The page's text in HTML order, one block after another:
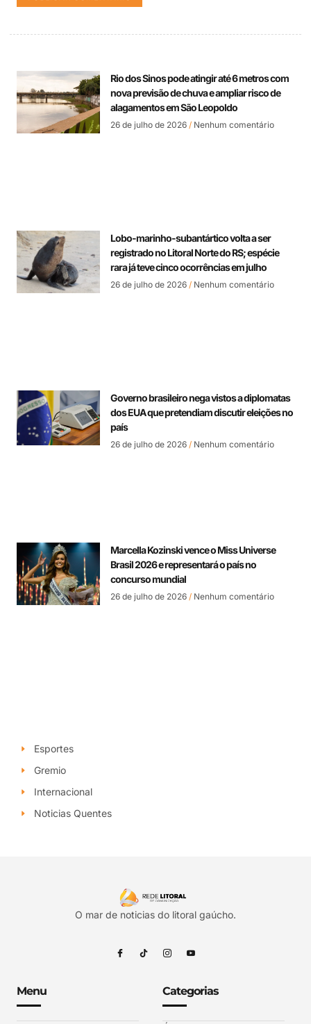
Rio dos Sinos pode atingir até 6 metros com
nova previsão de chuva e ampliar risco de
alagamentos em São Leopoldo
26 de julho de 2026 Nenhum comentário
Lobo-marinho-subantártico volta a ser
registrado no Litoral Norte do RS; espécie
rara já teve cinco ocorrências em julho
26 de julho de 2026 Nenhum comentário
Governo brasileiro nega vistos a diplomatas
dos EUA que pretendiam discutir eleições no
país
26 de julho de 2026 Nenhum comentário
Marcella Kozinski vence o Miss Universe
Brasil 2026 e representará o país no
concurso mundial
26 de julho de 2026 Nenhum comentário
Esportes
Gremio
Internacional
Noticias Quentes
O mar de noticias do litoral gaúcho.
Menu Categorias